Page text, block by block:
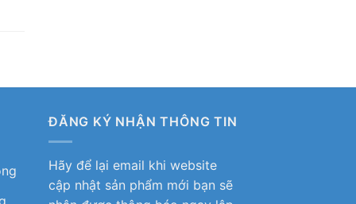
ĐĂNG KÝ NHẬN THÔNG TIN
Hãy để lại email khi website
cập nhật sản phẩm mới bạn sẽ